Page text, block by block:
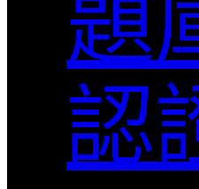
題
認